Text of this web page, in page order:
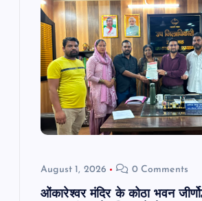
August 1, 2026 0 Comments
ओंकारेश्वर मंदिर के कोठा भवन